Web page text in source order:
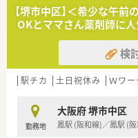
【堺市中区】＜希少な午
OKとママさん薬剤師に
検
駅チカ 土日祝休み Ｗワー
勤務地
大阪府 堺市中区
鳳駅 (阪和線)／鳳駅 (